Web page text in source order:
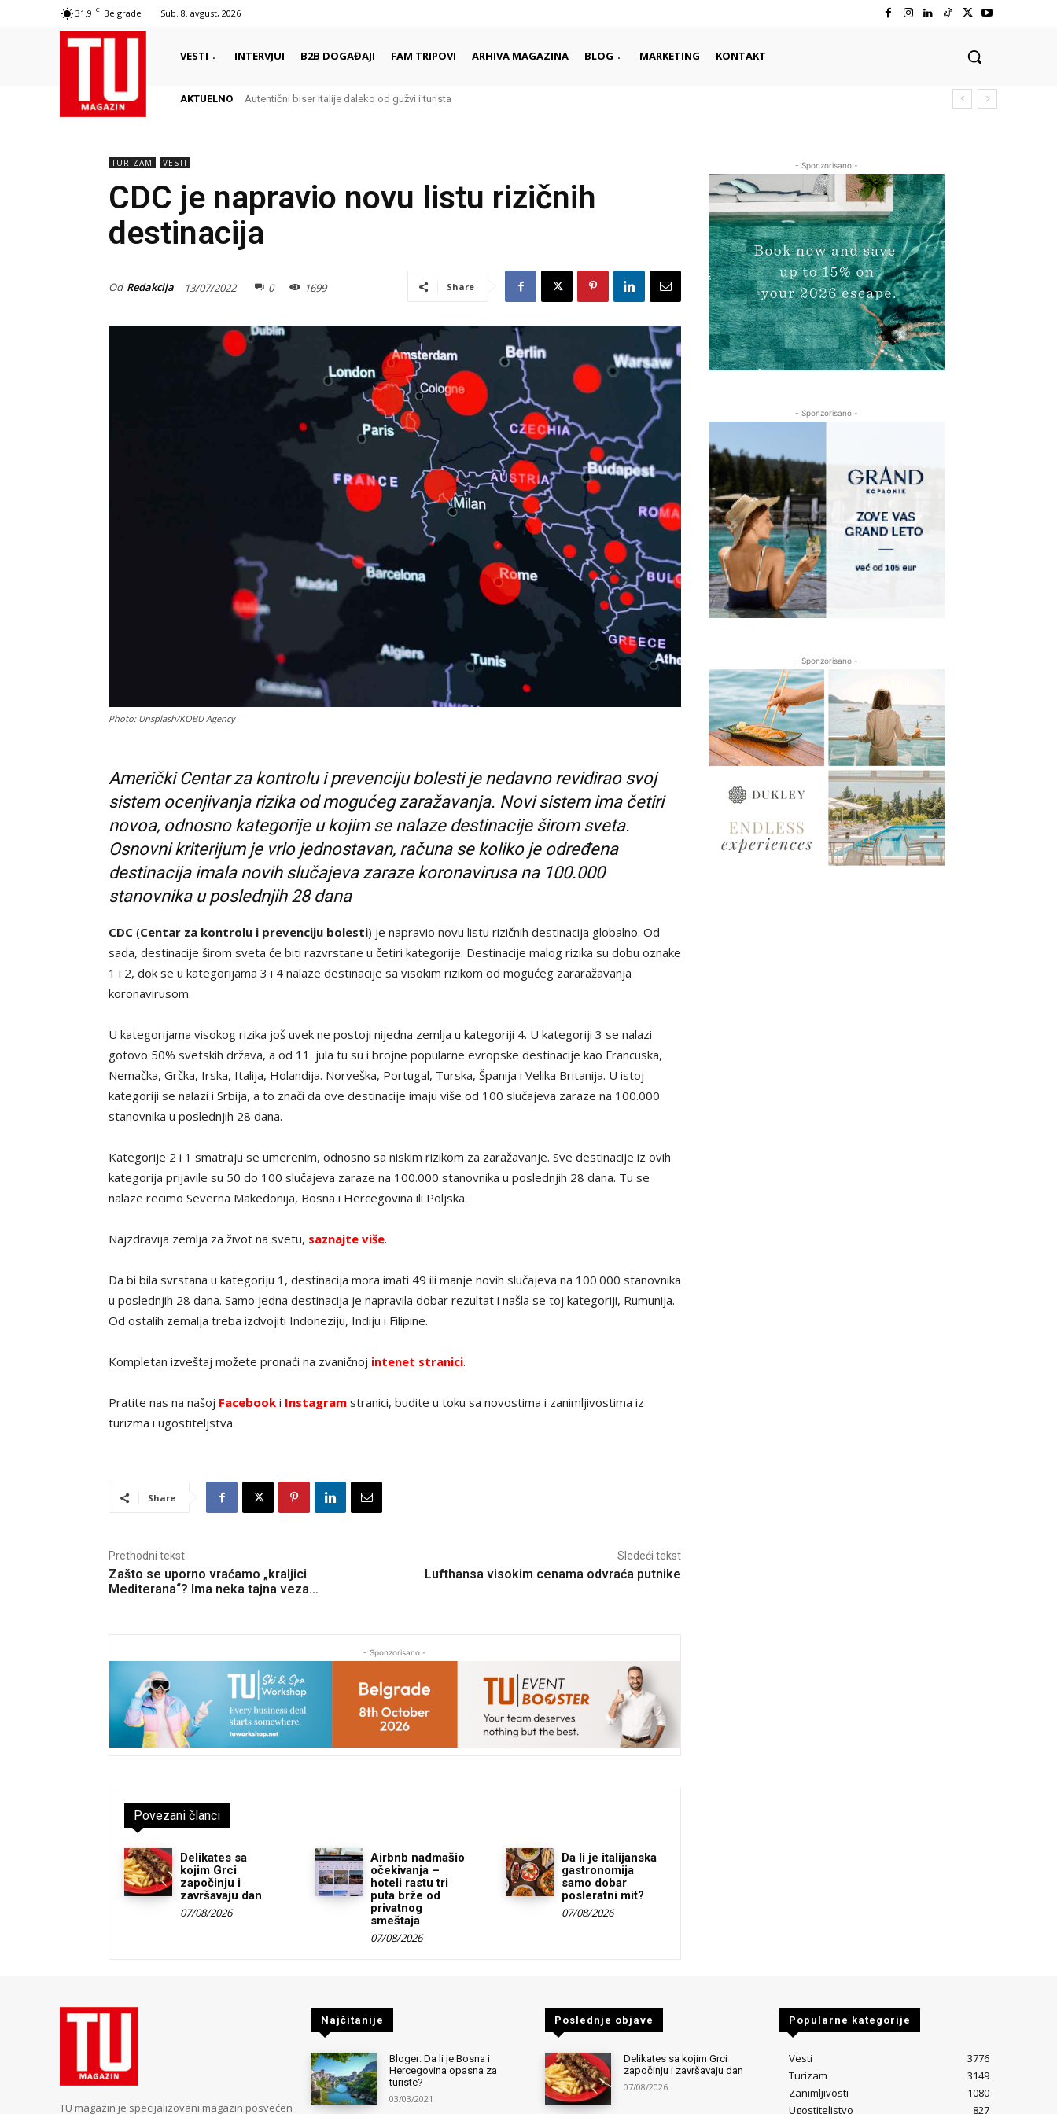
31.9 C Belgrade Sub. 8. avgust, 2026
VESTI INTERVJUI B2B DOGAĐAJI FAM TRIPOVI ARHIVA MAGAZINA BLOG MARKETING KONTAKT
AKTUELNO Autentični biser Italije daleko od gužvi i turista
TURIZAM VESTI
CDC je napravio novu listu rizičnih
destinacija
Od Redakcija 13/07/2022 0 1699 Share
Photo: Unsplash/KOBU Agency
Američki Centar za kontrolu i prevenciju bolesti je nedavno revidirao svoj
sistem ocenjivanja rizika od mogućeg zaražavanja. Novi sistem ima četiri
novoa, odnosno kategorije u kojim se nalaze destinacije širom sveta.
Osnovni kriterijum je vrlo jednostavan, računa se koliko je određena
destinacija imala novih slučajeva zaraze koronavirusa na 100.000
stanovnika u poslednjih 28 dana
CDC (Centar za kontrolu i prevenciju bolesti) je napravio novu listu rizičnih destinacija globalno. Od
sada, destinacije širom sveta će biti razvrstane u četiri kategorije. Destinacije malog rizika su dobu oznake
1 i 2, dok se u kategorijama 3 i 4 nalaze destinacije sa visokim rizikom od mogućeg zararažavanja
koronavirusom.
U kategorijama visokog rizika još uvek ne postoji nijedna zemlja u kategoriji 4. U kategoriji 3 se nalazi
gotovo 50% svetskih država, a od 11. jula tu su i brojne popularne evropske destinacije kao Francuska,
Nemačka, Grčka, Irska, Italija, Holandija. Norveška, Portugal, Turska, Španija i Velika Britanija. U istoj
kategoriji se nalazi i Srbija, a to znači da ove destinacije imaju više od 100 slučajeva zaraze na 100.000
stanovnika u poslednjih 28 dana.
Kategorije 2 i 1 smatraju se umerenim, odnosno sa niskim rizikom za zaražavanje. Sve destinacije iz ovih
kategorija prijavile su 50 do 100 slučajeva zaraze na 100.000 stanovnika u poslednjih 28 dana. Tu se
nalaze recimo Severna Makedonija, Bosna i Hercegovina ili Poljska.
Najzdravija zemlja za život na svetu, saznajte više.
Da bi bila svrstana u kategoriju 1, destinacija mora imati 49 ili manje novih slučajeva na 100.000 stanovnika
u poslednjih 28 dana. Samo jedna destinacija je napravila dobar rezultat i našla se toj kategoriji, Rumunija.
Od ostalih zemalja treba izdvojiti Indoneziju, Indiju i Filipine.
Kompletan izveštaj možete pronaći na zvaničnoj intenet stranici.
Pratite nas na našoj Facebook i Instagram stranici, budite u toku sa novostima i zanimljivostima iz
turizma i ugostiteljstva.
Share
Prethodni tekst
Zašto se uporno vraćamo „kraljici
Mediterana“? Ima neka tajna veza…
Sledeći tekst
Lufthansa visokim cenama odvraća putnike
- Sponzorisano -
Povezani članci
Delikates sa
kojim Grci
započinju i
završavaju dan
07/08/2026
Airbnb nadmašio
očekivanja –
hoteli rastu tri
puta brže od
privatnog
smeštaja
07/08/2026
Da li je italijanska
gastronomija
samo dobar
posleratni mit?
07/08/2026
- Sponzorisano -
- Sponzorisano -
- Sponzorisano -
TU magazin je specijalizovani magazin posvećen
Najčitanije
Bloger: Da li je Bosna i
Hercegovina opasna za
turiste?
03/03/2021
Poslednje objave
Delikates sa kojim Grci
započinju i završavaju dan
07/08/2026
Popularne kategorije
Vesti
3776
Turizam
3149
Zanimljivosti
1080
Ugostiteljstvo
827